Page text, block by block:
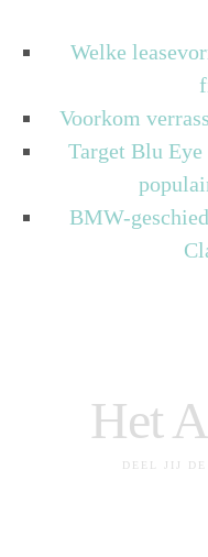
Welke
Voorkom
Target Blu Eye
BMW-
Het
DEEL JIJ